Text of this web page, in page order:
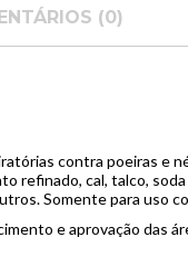
(0)
contra poeiras e
refinado, cal, talco,
Somente para uso
e aprovação das